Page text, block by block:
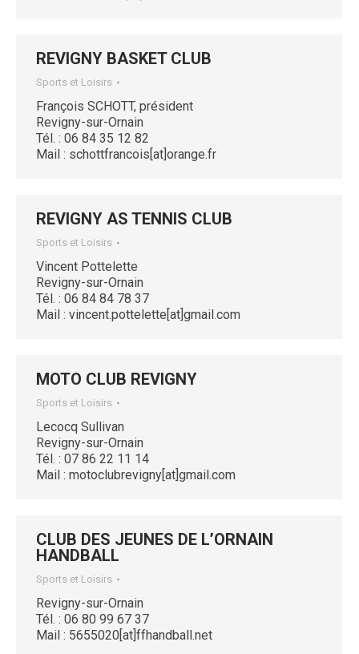
REVIGNY BASKET CLUB
Sports et Loisirs
François SCHOTT, président
Revigny-sur-Ornain
Tél. : 06 84 35 12 82
Mail : schottfrancois[at]orange.fr
REVIGNY AS TENNIS CLUB
Sports et Loisirs
Vincent Pottelette
Revigny-sur-Ornain
Tél. : 06 84 84 78 37
Mail : vincent.pottelette[at]gmail.com
MOTO CLUB REVIGNY
Sports et Loisirs
Lecocq Sullivan
Revigny-sur-Ornain
Tél. : 07 86 22 11 14
Mail : motoclubrevigny[at]gmail.com
CLUB DES JEUNES DE L’ORNAIN
HANDBALL
Sports et Loisirs
Revigny-sur-Ornain
Tél. : 06 80 99 67 37
Mail : 5655020[at]ffhandball.net